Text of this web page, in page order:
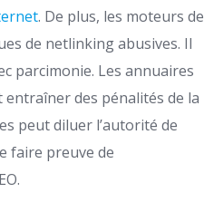
. De plus, les moteurs de
de netlinking abusives. Il
parcimonie. Les annuaires
des pénalités de la
peut diluer l’autorité de
faire preuve de